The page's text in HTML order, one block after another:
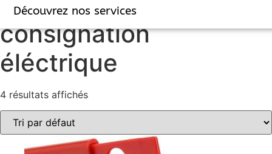
Découvrez nos services
Accueil/ Produits identifiés “consignation éléctrique”
consignation
éléctrique
4 résultats affichés